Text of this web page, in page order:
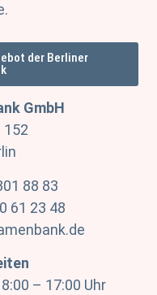
der Berliner
GmbH
152
88 83
61 23 48
– 17:00 Uhr